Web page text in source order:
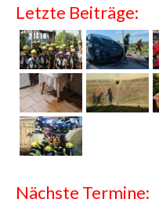
Letzte Beiträge:
Nächste Termine: